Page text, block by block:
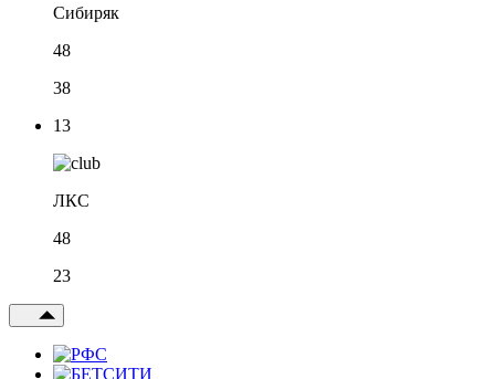
Сибиряк
48
38
13
ЛКС
48
23